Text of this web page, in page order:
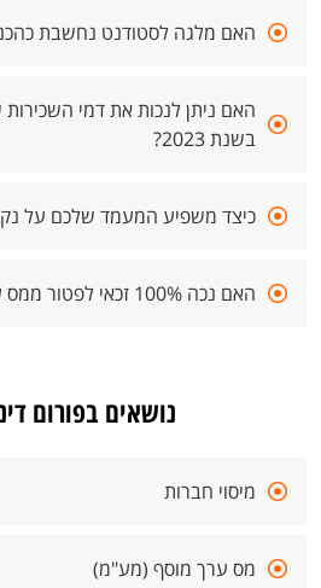
האם מלגה לסטודנט נחשבת
האם ניתן לנכות את דמי
בשנת 2023?
כיצד משפיע המעמד שלכם על
האם נכה 100% זכאי לפטור ממס על משיכת כספי פיצויים?
נושאים בפורום
מיסוי חברות
מס ערך מוסף (מע"מ)